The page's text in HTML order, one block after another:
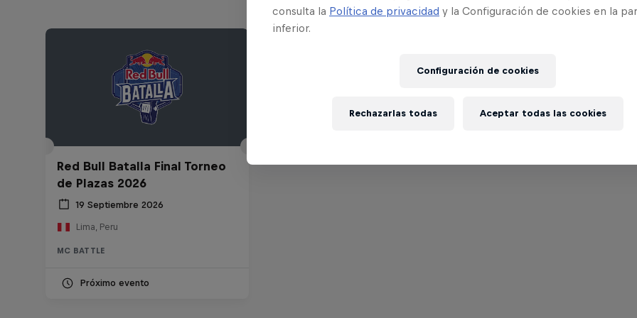
Red Bull Batalla Final Torneo
de Plazas 2026
19 Septiembre 2026
Lima, Peru
MC BATTLE
Próximo evento
consulta la Política de privacidad y la Configuración de cookies en la
inferior.
Configuración de cookies
Rechazarlas todas Aceptar todas las cookies